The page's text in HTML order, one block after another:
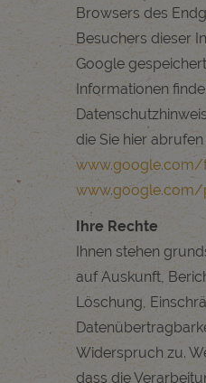
Browsers des
Besuchers dieser
Google
Informationen
die Sie hier abrufen
www.google.com/
Ihre Rechte
Ihnen stehen
auf Auskunft,
Löschung,
Widerspruch zu.
dass die